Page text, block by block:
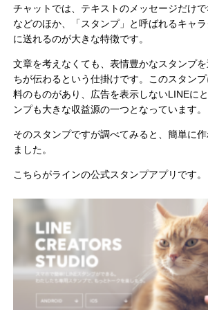
チャットでは、テキストのメッセージだけ
などのほか、「スタンプ」と呼ばれるキャ
に送れるのが大きな特徴です。
文章を考えなくても、表情豊かなスタンプ
ちが伝わるという仕掛けです。このスタン
料のものがあり、広告を表示しないLINEに
ンプも大きな収益源の一つとなっています。
そのスタンプですが調べてみると、簡単に
ました。
こちらがラインの公式スタンプアプリです。